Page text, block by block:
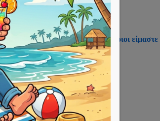
E-shop Υπηρεσίες Ποιοι είμαστε